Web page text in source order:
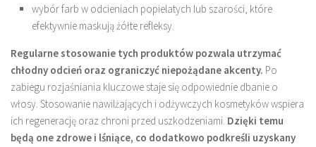
wybór farb w odcieniach popielatych lub szarości, które
efektywnie maskują żółte refleksy.
Regularne stosowanie tych produktów pozwala utrzymać
chłodny odcień oraz ograniczyć niepożądane akcenty. Po
zabiegu rozjaśniania kluczowe staje się odpowiednie dbanie o
włosy. Stosowanie nawilżających i odżywczych kosmetyków wspiera
ich regenerację oraz chroni przed uszkodzeniami. Dzięki temu
będą one zdrowe i lśniące, co dodatkowo podkreśli uzyskany